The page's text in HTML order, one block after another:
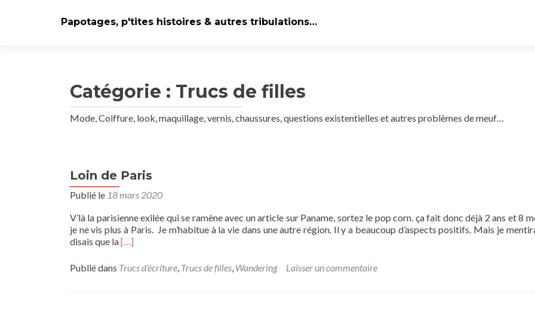
Papotages, p'tites histoires & autres tribulations…
Catégorie : Trucs de filles
Mode, Coiffure, look, maquillage, vernis, chaussures, questions existentielles et autres problèmes de meuf…
Loin de Paris
Publié le 18 mars 2020
V’là la parisienne exilée qui se ramène avec un article sur Paname, sortez le pop corn. ça fait donc déjà 2 ans et 8
je ne vis plus à Paris. Je m’habitue à la vie dans une autre région. Il y a beaucoup d’aspects positifs. Mais je
disais que laEn
plus
[…]
Publié dans Trucs d'écriture, Trucs de filles, Wandering Laisser un commentaire
Navigation
des
articles